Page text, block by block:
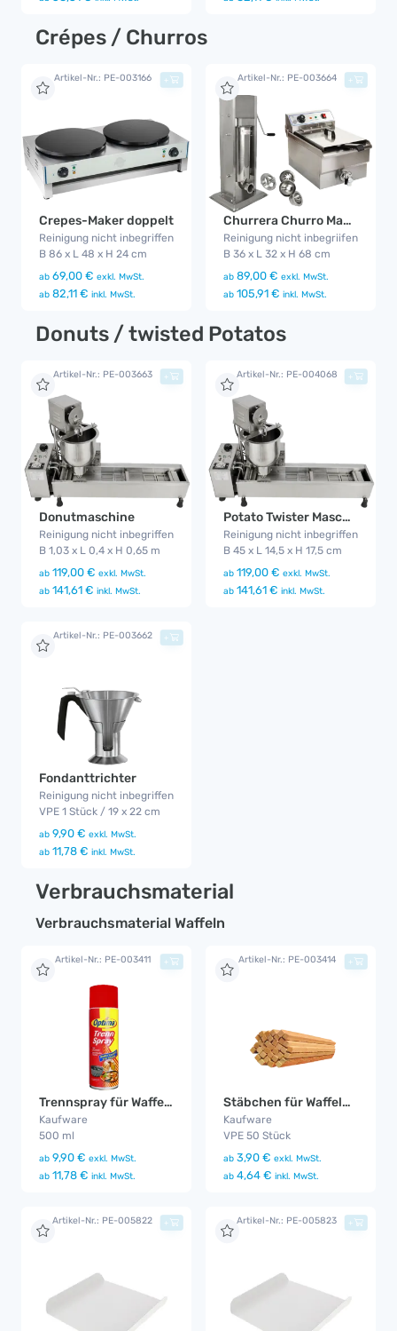
Crépes / Churros
Artikel-Nr.: PE-003166
Crepes-Maker doppelt
Reinigung nicht inbegriffen
B 86 x L 48 x H 24 cm
ab 69,00 € exkl. MwSt.
ab 82,11 € inkl. MwSt.
+ Artikel-Nr.: PE-003664
Churrera Churro Maker
Reinigung nicht inbegriifen
B 36 x L 32 x H 68 cm
ab 89,00 € exkl. MwSt.
ab 105,91 € inkl. MwSt.
+
Donuts / twisted Potatos
Artikel-Nr.: PE-003663
Donutmaschine
Reinigung nicht inbegriffen
B 1,03 x L 0,4 x H 0,65 m
ab 119,00 € exkl. MwSt.
ab 141,61 € inkl. MwSt.
+ Artikel-Nr.: PE-004068
Potato Twister Maschine
Reinigung nicht inbegriffen
B 45 x L 14,5 x H 17,5 cm
ab 119,00 € exkl. MwSt.
ab 141,61 € inkl. MwSt.
+
Artikel-Nr.: PE-003662
Fondanttrichter
Reinigung nicht inbegriffen
VPE 1 Stück / 19 x 22 cm
ab 9,90 € exkl. MwSt.
ab 11,78 € inkl. MwSt.
+
Verbrauchsmaterial
Verbrauchsmaterial Waffeln
Artikel-Nr.: PE-003411
Trennspray für Waffeln
Kaufware
500 ml
ab 9,90 € exkl. MwSt.
ab 11,78 € inkl. MwSt.
+ Artikel-Nr.: PE-003414
Stäbchen für Waffeln am Stiel
Kaufware
VPE 50 Stück
ab 3,90 € exkl. MwSt.
ab 4,64 € inkl. MwSt.
+
Artikel-Nr.: PE-005822 + Artikel-Nr.: PE-005823 +